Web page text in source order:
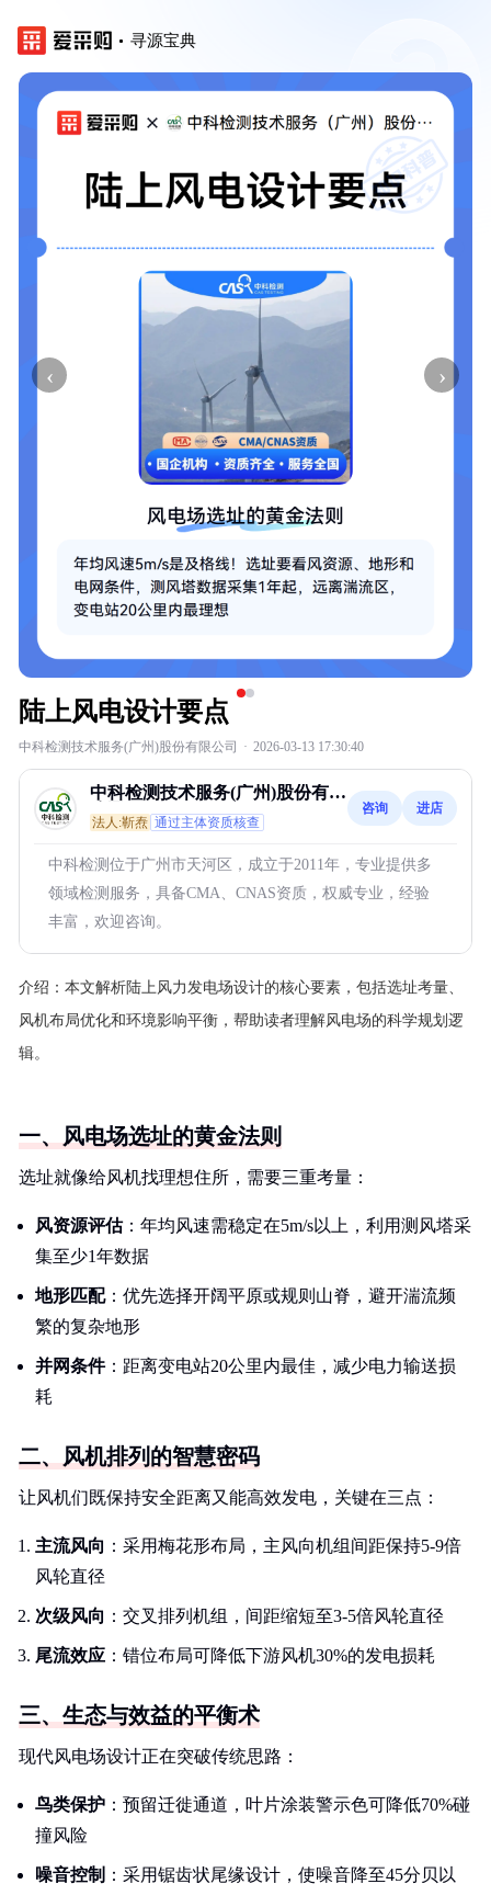
寻源宝典
‹ ›
陆上风电设计要点
中科检测技术服务(广州)股份有限公司 · 2026-03-13 17:30:40
中科检测技术服务(广州)股份有限
公司
法人:靳焘 通过主体资质核查
咨询 进店
中科检测位于广州市天河区，成立于2011年，专业提供多
领域检测服务，具备CMA、CNAS资质，权威专业，经验
丰富，欢迎咨询。
介绍： 本文解析陆上风力发电场设计的核心要素，包括选址考量、
风机布局优化和环境影响平衡，帮助读者理解风电场的科学规划逻
辑。
一、风电场选址的黄金法则
选址就像给风机找理想住所，需要三重考量：
风资源评估：年均风速需稳定在5m/s以上，利用测风塔采
集至少1年数据
地形匹配：优先选择开阔平原或规则山脊，避开湍流频
繁的复杂地形
并网条件：距离变电站20公里内最佳，减少电力输送损
耗
二、风机排列的智慧密码
让风机们既保持安全距离又能高效发电，关键在三点：
主流风向 ：采用梅花形布局，主风向机组间距保持5-9倍
风轮直径
次级风向 ：交叉排列机组，间距缩短至3-5倍风轮直径
尾流效应 ：错位布局可降低下游风机30%的发电损耗
三、生态与效益的平衡术
现代风电场设计正在突破传统思路：
鸟类保护 ：预留迁徙通道，叶片涂装警示色可降低70%碰
撞风险
噪音控制 ：采用锯齿状尾缘设计，使噪音降至45分贝以